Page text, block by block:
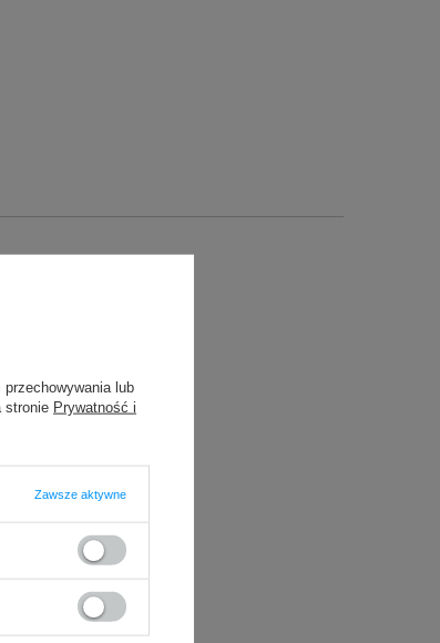
przechowywania lub
stronie Prywatność i
Zawsze aktywne